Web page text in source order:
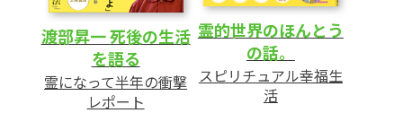
渡部昇一 死後の生活
を語る
霊になって半年の衝撃
レポート
霊的世界のほんとう
の話。
スピリチュアル幸福生
活